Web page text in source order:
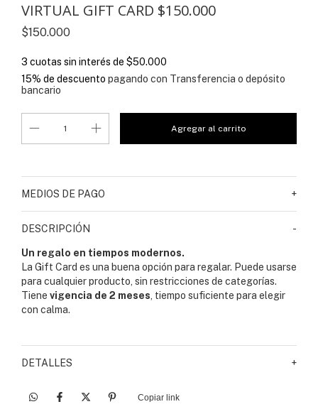
VIRTUAL GIFT CARD $150.000
$150.000
3 cuotas sin interés de $50.000
15% de descuento pagando con Transferencia o depósito
bancario
MEDIOS DE PAGO +
DESCRIPCIÓN -
Un regalo en tiempos modernos.
La Gift Card es una buena opción para regalar. Puede usarse
para cualquier producto, sin restricciones de categorías.
Tiene vigencia de 2 meses, tiempo suficiente para elegir
con calma.
DETALLES +
Copiar link